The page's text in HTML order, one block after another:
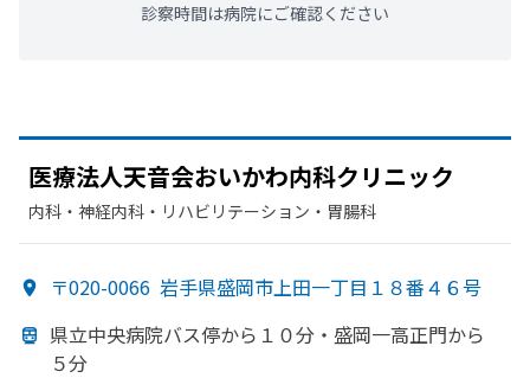
診察時間は病院にご確認ください
医療法人天音会おいかわ内科クリニック
内科・​神経内科・​リハビリテーション・​胃腸科
〒020-0066 岩手県盛岡市上田一丁目１８番４６号
県立中央病院バス停から １０分・盛岡一高正門から
５分